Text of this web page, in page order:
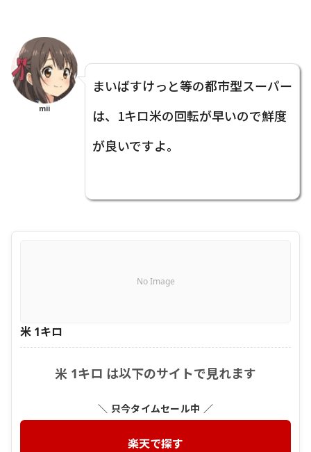
mii
まいばすけっと等の都市型スーパー
は、1キロ米の回転が早いので鮮度
が良いですよ。
No Image
米 1キロ
米 1キロ は以下のサイトで見れます
＼ 只今タイムセール中 ／
楽天で探す